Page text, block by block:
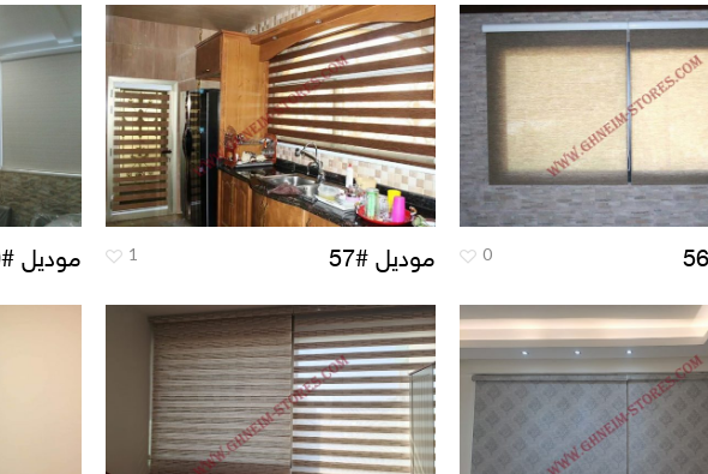
0 موديل #57 1 موديل #30